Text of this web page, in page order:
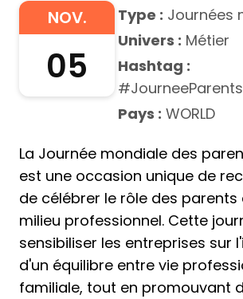
NOV.
05
Type : Journées
Univers : Métier
Hashtag :
Pays : WORLD
La Journée mondiale des
est une occasion unique de
de célébrer le rôle des parents
milieu professionnel. Cette
sensibiliser les entreprises sur
d'un équilibre entre vie
familiale, tout en promouvant